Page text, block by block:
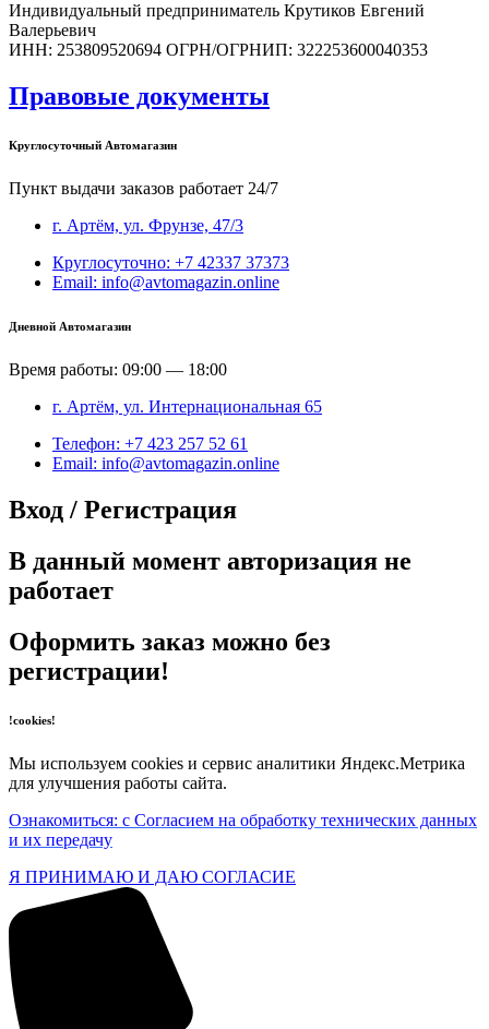
Индивидуальный предприниматель Крутиков Евгений
Валерьевич
ИНН: 253809520694 ОГРН/ОГРНИП: 322253600040353
Правовые документы
Круглосуточный Автомагазин
Пункт выдачи заказов работает 24/7
г. Артём, ул. Фрунзе, 47/3
Круглосуточно: +7 42337 37373
Email: info@avtomagazin.online
Дневной Автомагазин
Время работы: 09:00 — 18:00
г. Артём, ул. Интернациональная 65
Телефон: +7 423 257 52 61
Email: info@avtomagazin.online
Вход / Регистрация
В данный момент авторизация не
работает
Оформить заказ можно без
регистрации!
!cookies!
Мы используем cookies и сервис аналитики Яндекс.Метрика
для улучшения работы сайта.
Ознакомиться: с Согласием на обработку технических данных
и их передачу
Я ПРИНИМАЮ И ДАЮ СОГЛАСИЕ